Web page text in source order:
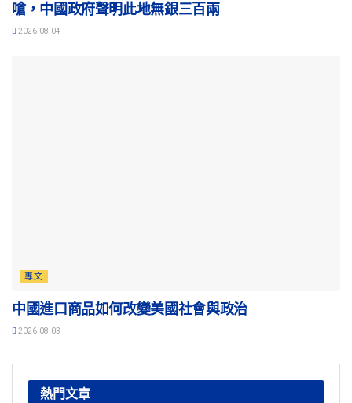
嗆，中國政府聲明此地無銀三百兩
2026-08-04
專文
中國進口商品如何改變美國社會與政治
2026-08-03
熱門文章